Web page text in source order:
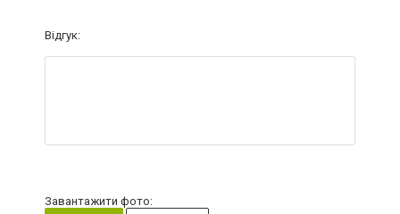
Відгук:
Завантажити фото: